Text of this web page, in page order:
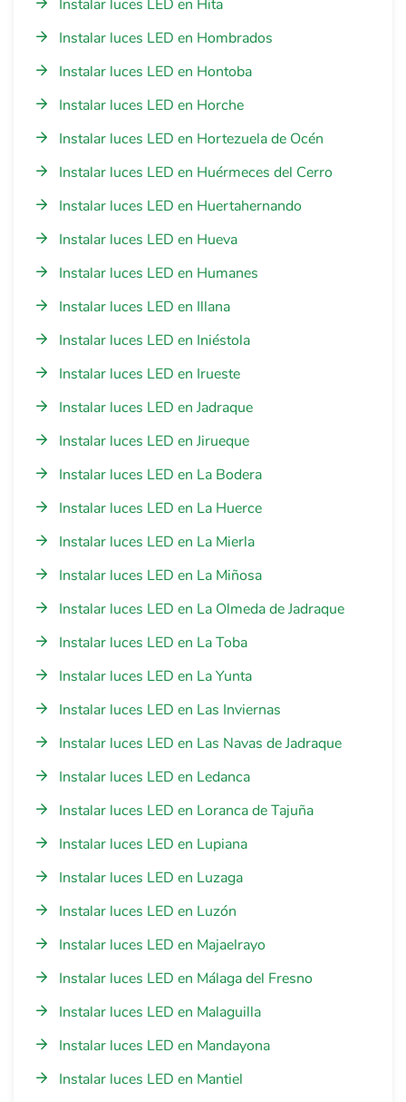
Instalar luces LED en Hita
Instalar luces LED en Hombrados
Instalar luces LED en Hontoba
Instalar luces LED en Horche
Instalar luces LED en Hortezuela de Océn
Instalar luces LED en Huérmeces del Cerro
Instalar luces LED en Huertahernando
Instalar luces LED en Hueva
Instalar luces LED en Humanes
Instalar luces LED en Illana
Instalar luces LED en Iniéstola
Instalar luces LED en Irueste
Instalar luces LED en Jadraque
Instalar luces LED en Jirueque
Instalar luces LED en La Bodera
Instalar luces LED en La Huerce
Instalar luces LED en La Mierla
Instalar luces LED en La Miñosa
Instalar luces LED en La Olmeda de Jadraque
Instalar luces LED en La Toba
Instalar luces LED en La Yunta
Instalar luces LED en Las Inviernas
Instalar luces LED en Las Navas de Jadraque
Instalar luces LED en Ledanca
Instalar luces LED en Loranca de Tajuña
Instalar luces LED en Lupiana
Instalar luces LED en Luzaga
Instalar luces LED en Luzón
Instalar luces LED en Majaelrayo
Instalar luces LED en Málaga del Fresno
Instalar luces LED en Malaguilla
Instalar luces LED en Mandayona
Instalar luces LED en Mantiel